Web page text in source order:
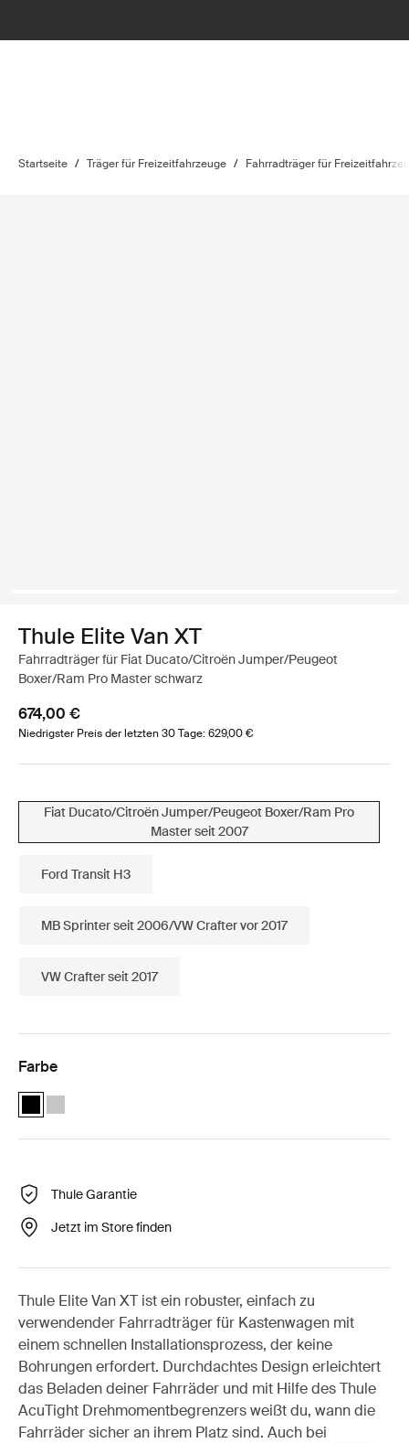
Startseite / Träger für Freizeitfahrzeuge / Fahrradträger für
Thule Elite Van XT
Fahrradträger für Fiat Ducato/Citroën Jumper/Peugeot
Boxer/Ram Pro Master schwarz
674,00 €
Niedrigster Preis der letzten 30 Tage: 629,00 €
Fiat Ducato/Citroën Jumper/Peugeot Boxer/Ram Pro
Master seit 2007
Ford Transit H3
MB Sprinter seit 2006/VW Crafter vor 2017
VW Crafter seit 2017
Farbe
Thule Elite Van XT bike rack for vans Fiat Ducato, Citroën Jumper,
Thule Elite Van XT Fiat Ducato, Citroën Jumper, Peugeot
Thule Garantie
Jetzt im Store finden
Thule Elite Van XT ist ein robuster, einfach zu
verwendender Fahrradträger für Kastenwagen mit
einem schnellen Installationsprozess, der keine
Bohrungen erfordert. Durchdachtes Design erleichtert
das Beladen deiner Fahrräder und mit Hilfe des Thule
AcuTight Drehmomentbegrenzers weißt du, wann die
Fahrräder sicher an ihrem Platz sind. Auch bei